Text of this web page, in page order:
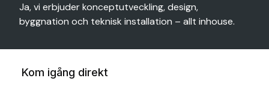
Ja, vi erbjuder konceptutveckling, design,
byggnation och teknisk installation – allt inhouse.
Kom igång direkt